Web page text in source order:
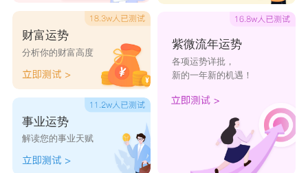
财富运势
分析你的财富高度
事业运势
解读您的事业天赋
紫微流年运势
各项运势详批，
新的一年新的机遇！